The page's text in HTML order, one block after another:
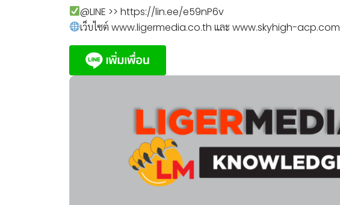
@LINE >> https://lin.ee/e59nP6v
เว็บไซต์ www.ligermedia.co.th และ www.skyhigh-acp.com